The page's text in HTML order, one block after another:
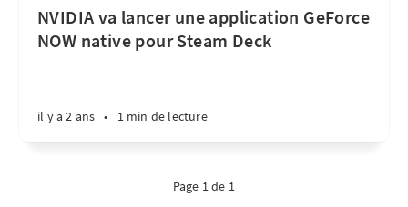
NVIDIA va lancer une application GeForce
NOW native pour Steam Deck
il y a 2 ans • 1 min de lecture
Page 1 de 1